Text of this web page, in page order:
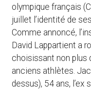
olympique français
juillet l’identité de
Comme annoncé,
David Lappartient a
choisissant non plus
anciens athlètes.
dessus), 54 ans, l’ex